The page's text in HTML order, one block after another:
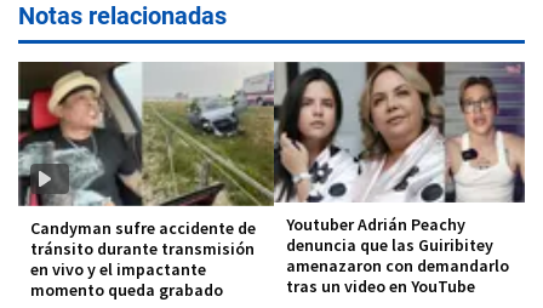
Notas relacionadas
Candyman sufre accidente de
tránsito durante transmisión
en vivo y el impactante
momento queda grabado
Youtuber Adrián Peachy
denuncia que las Guiribitey
amenazaron con demandarlo
tras un video en YouTube